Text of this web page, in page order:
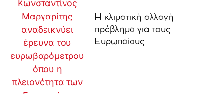
Η κλιματική αλλαγή
πρόβλημα για τους
Ευρωπαίους